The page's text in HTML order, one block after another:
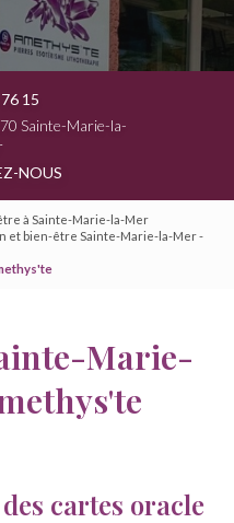
15
Sainte-Marie-la-
NOUS
à Sainte-Marie-la-Mer
et bien-être Sainte-Marie-la-Mer -
Marie-
cartes oracle